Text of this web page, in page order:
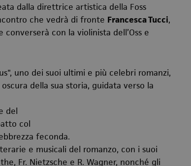
dalla direttrice artistica della Foss
che vedrà di fronte Francesca Tucci,
con la violinista dell’Oss e
uno dei suoi ultimi e più celebri romanzi,
della sua storia, guidata verso la
del
col
feconda.
e musicali del romanzo, con i suoi
Fr. Nietzsche e R. Wagner, nonché gli